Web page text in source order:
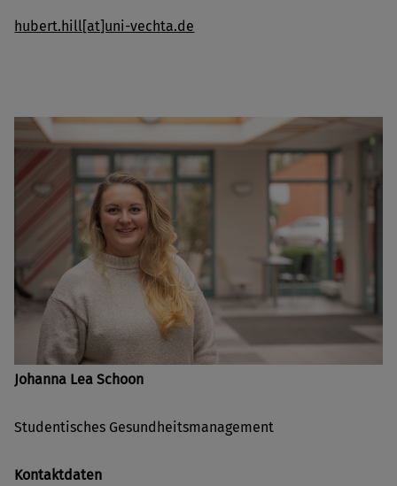
hubert.hill[at]uni-vechta.de
Johanna Lea Schoon
Studentisches Gesundheitsmanagement
Kontaktdaten